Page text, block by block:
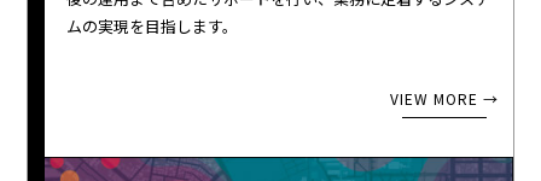
ムの実現を目指します。
VIEW MORE →